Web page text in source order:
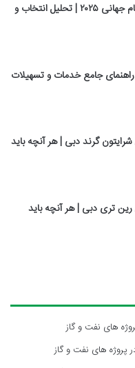
رسمی: قطر میزبان جام جهانی ۲۰۲۵ | تحلیل انتخاب و
راهنمای جامع خدمات و تسهیلات
گرند دبی | هر آنچه باید
تری دبی | هر آنچه باید
های نفت و گاز
پروژه های نفت و گاز